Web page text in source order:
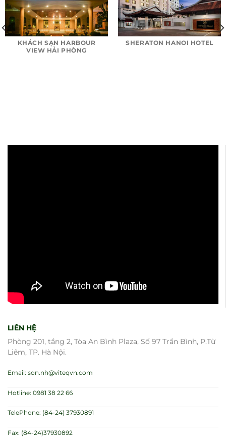
KHÁCH SẠN HARBOUR
VIEW HẢI PHÒNG
SHERATON HANOI HOTEL
LIÊN HỆ
Phòng 201, tầng 2, Tòa An Bình Plaza, Số 97 Trần Bình, P.Từ
Liêm, TP. Hà Nội.
Email: son.nh@viteqvn.com
Hotline: 0981 38 22 66
TelePhone: (84-24) 37930891
Fax: (84-24)37930892